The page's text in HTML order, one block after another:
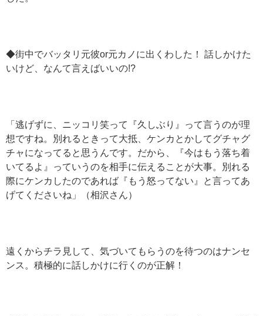
◆街中でバッタリ元彼or元カノに出くわした！ 話しかけた
いけど、なんて言えばいいの!?
「逃げずに、ニッコリ笑って『久しぶり』って言うのが理
想ですね。別れるときって大抵、ケンカとかしてグチャグ
チャになってると思うんです。だから、『今はもう落ち着
いてるよ』っていうのを相手に伝えることが大事。別れる
際にケンカしたのであれば『もう怒ってない』と言ってあ
げてくださいね」（相沢さん）
遠くからチラ見して、気づいてもらうのを待つのはナンセ
ンス。積極的に話しかけに行くのが正解！